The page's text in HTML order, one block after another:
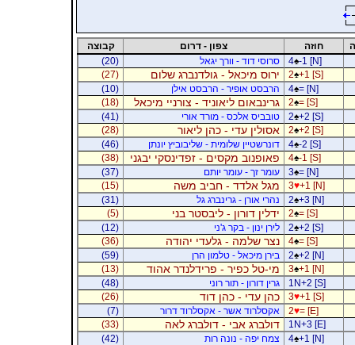
חוזה צפון - דרום
קבוצה
4♠-1 [N] סרוסי דוד - וורך יגאל
(20)
2♠+1 [S] ירוס מיכאל - גולדנברג שלום
(27)
4♠= [N] הרבסט אופיר - הרבסט אילן
(10)
2♠= [S] גרינבאום ליאוניד - צורניי מיכאל
(18)
2♠+2 [S] טובביס אלכס - מורד אורי
(41)
2♠+2 [S] אסולין עדי - כהן ליאור
(28)
4♠-2 [S] דונרשטיין שלומית - שליבוביץ יונתן
(46)
4♠-1 [S] פאופנוב מקסים - זפדינסקי יבגני
(38)
3♠= [N] עומר זך - עומר יותם
(37)
3♥+1 [N] מגל אלדד - חביב משה
(15)
2♠+3 [N] נהרי אורן - גרינברג גל
(31)
2♠= [S] ידלין דורון - ליבסטר בני
(5)
2♠+2 [S] לירן ינון - בקר ג'ני
(12)
4♠= [S] נצר שלמה - גלעדי יהודה
(36)
2♠+2 [N] בירן מיכאל - טלמון הרן
(59)
3♠+1 [N] מי-טל כפיר - פרידלנדר אהוד
(13)
1N+2 [S]
גרין דורון - תור רוני
(48)
3♥+1 [S] כהן עדי - כהן דוד
(26)
2♥= [E] אקסלרוד אשר - אקסלרוד דרור
(7)
1N+3 [E]
דולברג אבי - דולברג לאה
(33)
4♠+1 [N] צמח יפה - נונה רות (42)